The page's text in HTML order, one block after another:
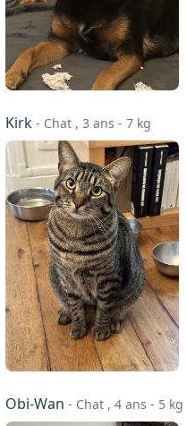
Kirk - Chat , 3 ans - 7 kg
Obi-Wan - Chat , 4 ans - 5 kg